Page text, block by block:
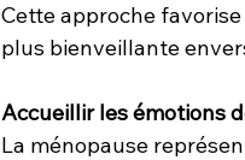
Cette approche
plus bienveillante
Accueillir les émotions
La ménopause